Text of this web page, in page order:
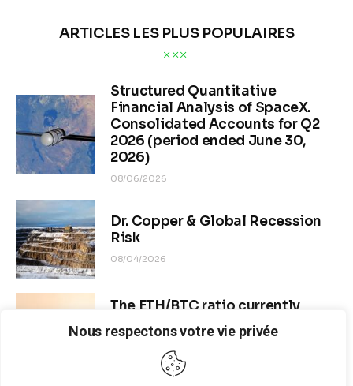
Nous respectons votre vie privée
ARTICLES LES PLUS POPULAIRES
Structured Quantitative
Financial Analysis of SpaceX.
Consolidated Accounts for Q2
2026 (period ended June 30,
2026)
08/06/2026
Dr. Copper & Global Recession
Risk
08/04/2026
The ETH/BTC ratio currently
stands at approximately 0.0292–
0.0293
08/04/2026